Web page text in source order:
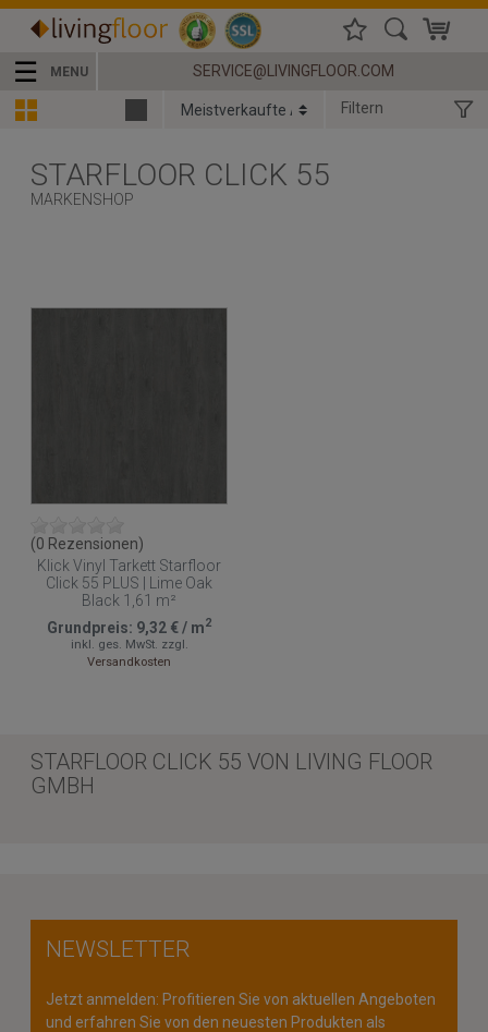
☰ MENU SERVICE@LIVINGFLOOR.COM
Filtern
STARFLOOR CLICK 55
MARKENSHOP
(0 Rezensionen)
Klick Vinyl Tarkett Starfloor
Click 55 PLUS | Lime Oak
Black 1,61 m²
Grundpreis: 9,32 €/ m2
inkl. ges. MwSt. zzgl.
Versandkosten
STARFLOOR CLICK 55 VON LIVING FLOOR
GMBH
NEWSLETTER
Jetzt anmelden: Profitieren Sie von aktuellen Angeboten
und erfahren Sie von den neuesten Produkten als